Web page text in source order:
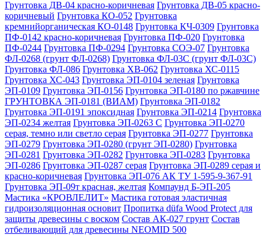
Грунтовка ДВ-04 красно-коричневая Грунтовка ДВ-05 красно-
коричневый Грунтовка КО-052 Грунтовка
кремнийорганическая КО-0148 Грунтовка КЧ-0309 Грунтовка
ПФ-0142 красно-коричневая Грунтовка ПФ-020 Грунтовка
ПФ-0244 Грунтовка ПФ-0294 Грунтовка СОЭ-07 Грунтовка
ФЛ-0268 (грунт ФЛ-0268) Грунтовка ФЛ-03С (грунт ФЛ-03С)
Грунтовка ФЛ-086 Грунтовка ХВ-062 Грунтовка ХС-0115
Грунтовка ХС-043 Грунтовка ЭП-0104 зеленая Грунтовка
ЭП-0109 Грунтовка ЭП-0156 Грунтовка ЭП-0180 по ржавчине
ГРУНТОВКА ЭП-0181 (ВИАМ) Грунтовка ЭП-0182
Грунтовка ЭП-0191 эпоксидная Грунтовка ЭП-0214 Грунтовка
ЭП-0234 желтая Грунтовка ЭП-0263 С Грунтовка ЭП-0270
серая, темно или светло серая Грунтовка ЭП-0277 Грунтовка
ЭП-0279 Грунтовка ЭП-0280 (грунт ЭП-0280) Грунтовка
ЭП-0281 Грунтовка ЭП-0282 Грунтовка ЭП-0283 Грунтовка
ЭП-0286 Грунтовка ЭП-0287 серая Грунтовка ЭП-0289 серая и
красно-коричневая Грунтовка ЭП-076 АК ТУ 1-595-9-367-91
Грунтовка ЭП-09т красная, желтая Компаунд Б-ЭП-205
Мастика «КРОВЛЕЛИТ» Мастика готовая эластичная
гидроизоляционная основит Пропитка düfa Wood Protect для
защиты древесины с воском Состав АК-027 грунт Состав
отбеливающий для древесины NEOMID 500